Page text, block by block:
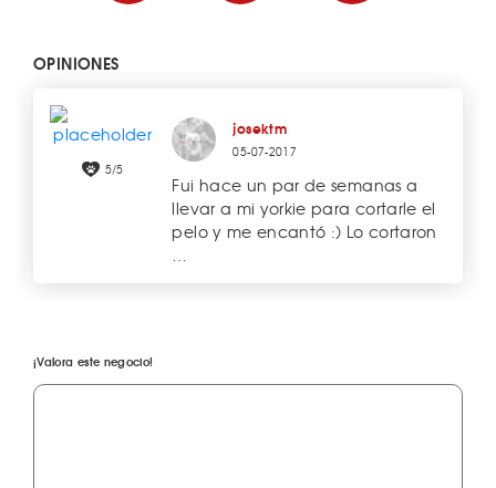
OPINIONES
5/5
josektm
05-07-2017
Fui hace un par de semanas a
llevar a mi yorkie para cortarle el
pelo y me encantó :) Lo cortaron
…
¡Valora este negocio!